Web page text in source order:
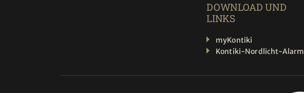
DOWNLOAD UND
LINKS
myKontiki
Kontiki-Nordlicht-Alarm